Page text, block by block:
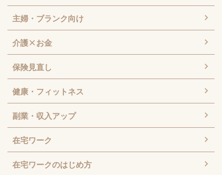
主婦・ブランク向け
介護×お金
保険見直し
健康・フィットネス
副業・収入アップ
在宅ワーク
在宅ワークのはじめ方